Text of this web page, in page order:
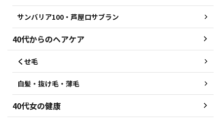
サンバリア100・芦屋ロサブラン
40代からのヘアケア
くせ毛
白髪・抜け毛・薄毛
40代女の健康